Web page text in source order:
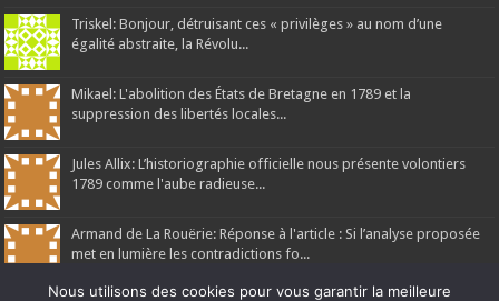
Triskel: Bonjour, détruisant ces « privilèges » au nom d’une
égalité abstraite, la Révolu...
Mikael: L'abolition des États de Bretagne en 1789 et la
suppression des libertés locales...
Jules Allix: L’historiographie officielle nous présente volontiers
1789 comme l'aube radieuse...
Armand de La Rouërie: Réponse à l'article : Si l’analyse proposée
met en lumière les contradictions fo...
Nous utilisons des cookies pour vous garantir la meilleure